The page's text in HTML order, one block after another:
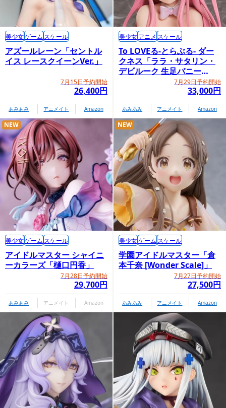
アズールレーン「セントル
イス レースクイーンVer.」
7月15日予約開始
26,400円
美少女ゲーム スケール
あみあみ アニメイト Amazon
To LOVEる-とらぶる- ダー
クネス「ララ・サタリン・
デビルーク 生足バニー
7月29日予約開始
33,000円
美少女アニメ スケール
あみあみ アニメイト Amazon
アイドルマスター シャイニ
ーカラーズ「樋口円香」
7月28日予約開始
29,700円
NEW
美少女ゲーム スケール
あみあみ アニメイト Amazon
学園アイドルマスター「倉
本千奈 [Wonder Scale]」
7月27日予約開始
27,500円
NEW
美少女ゲーム スケール
あみあみ アニメイト Amazon